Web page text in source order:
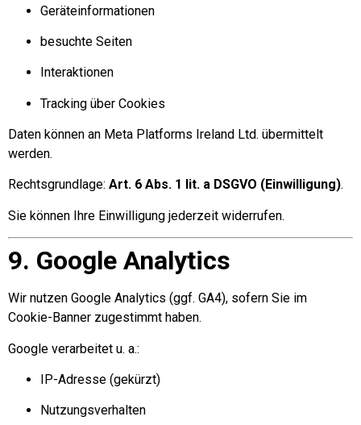
Geräteinformationen
besuchte Seiten
Interaktionen
Tracking über Cookies
Daten können an Meta Platforms Ireland Ltd. übermittelt
werden.
Rechtsgrundlage: Art. 6 Abs. 1 lit. a DSGVO (Einwilligung).
Sie können Ihre Einwilligung jederzeit widerrufen.
9. Google Analytics
Wir nutzen Google Analytics (ggf. GA4), sofern Sie im
Cookie-Banner zugestimmt haben.
Google verarbeitet u. a.:
IP-Adresse (gekürzt)
Nutzungsverhalten